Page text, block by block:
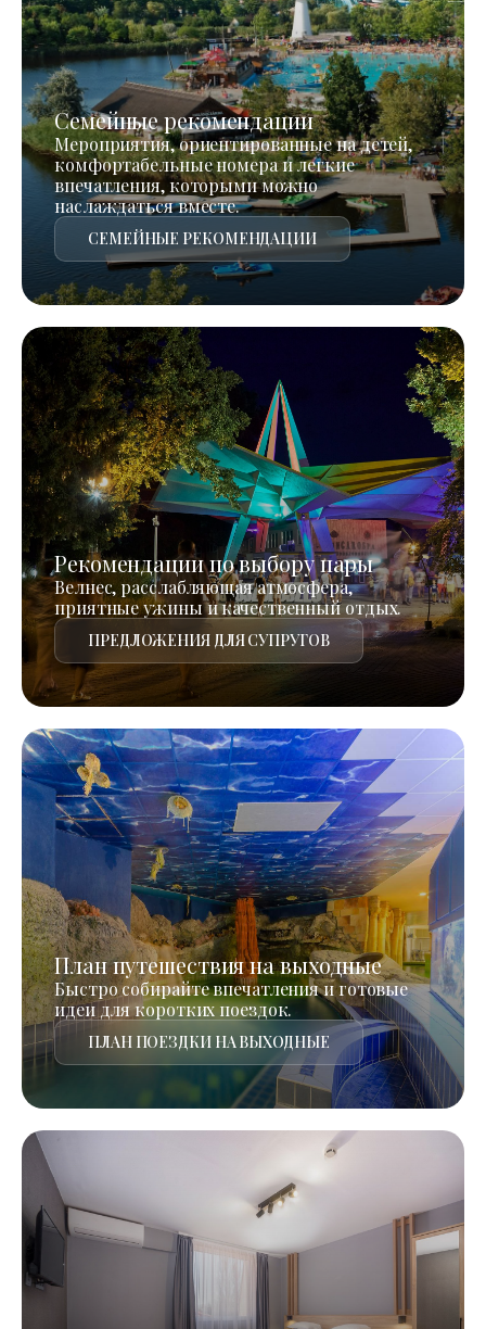
Семейные рекомендации
Мероприятия, ориентированные на детей,
комфортабельные номера и легкие
впечатления, которыми можно
наслаждаться вместе.
СЕМЕЙНЫЕ РЕКОМЕНДАЦИИ
Рекомендации по выбору пары
Велнес, расслабляющая атмосфера,
приятные ужины и качественный отдых.
ПРЕДЛОЖЕНИЯ ДЛЯ СУПРУГОВ
План путешествия на выходные
Быстро собирайте впечатления и готовые
идеи для коротких поездок.
ПЛАН ПОЕЗДКИ НА ВЫХОДНЫЕ